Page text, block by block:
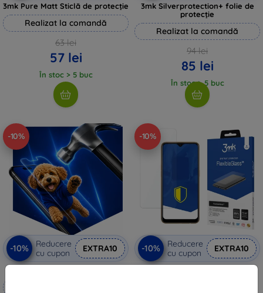
3mk Pure Matt Sticlă de protecție
Realizat la comandă
63 lei
57 lei
În stoc > 5 buc
3mk Silverprotection+ folie de
protecție
Realizat la comandă
94 lei
85 lei
În stoc > 5 buc
-10%
-10%
Reducere
cu cupon
EXTRA10
-10%
-10%
Reducere
cu cupon
EXTRA10